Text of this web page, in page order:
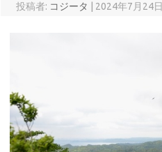
投稿者: コジータ 2024年7月24日